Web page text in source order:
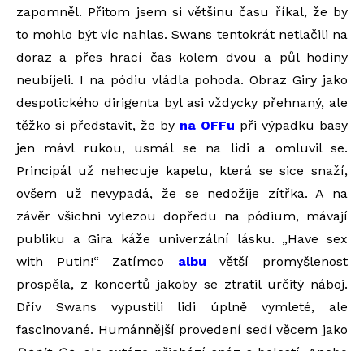
zapomněl. Přitom jsem si většinu času říkal, že by
to mohlo být víc nahlas. Swans tentokrát netlačili na
doraz a přes hrací čas kolem dvou a půl hodiny
neubíjeli. I na pódiu vládla pohoda. Obraz Giry jako
despotického dirigenta byl asi vždycky přehnaný, ale
těžko si představit, že by na OFFu při výpadku basy
jen mávl rukou, usmál se na lidi a omluvil se.
Principál už nehecuje kapelu, která se sice snaží,
ovšem už nevypadá, že se nedožije zítřka. A na
závěr všichni vylezou dopředu na pódium, mávají
publiku a Gira káže univerzální lásku. „Have sex
with Putin!“ Zatímco albu větší promyšlenost
prospěla, z koncertů jakoby se ztratil určitý náboj.
Dřív Swans vypustili lidi úplně vymleté, ale
fascinované. Humánnější provedení sedí věcem jako